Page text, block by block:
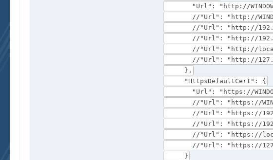
"Url": "http://WINDOWS-
//"Url": "http://
//"Url": "http://
//"Url": "http://
//"Url": "http://
//"Url": "http://
},
"HttpsDefaultCert": {
"Url": "https://
//"Url": "https://
//"Url": "https://
//"Url": "https://
//"Url": "https://
//"Url": "https://
}